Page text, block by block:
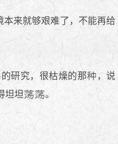
本来就够艰难了，不能再给
研究，很枯燥的那
，说
坦坦
。